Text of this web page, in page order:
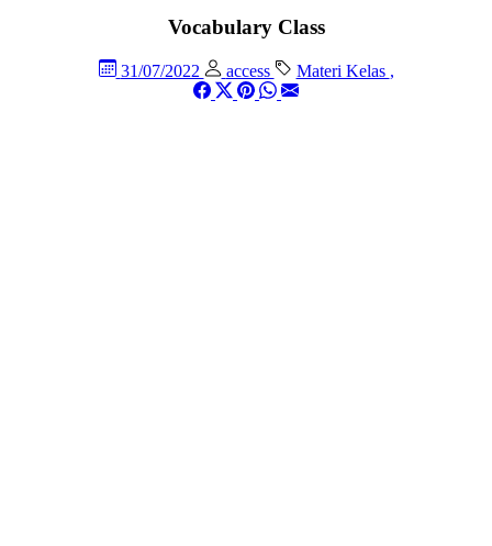
Vocabulary Class
31/07/2022 access Materi Kelas ,